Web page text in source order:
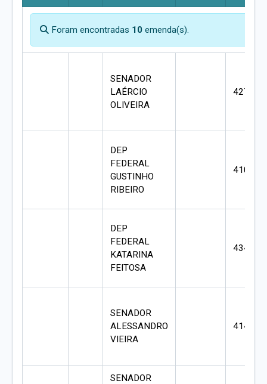
Foram encontradas 10 emenda(s).
SENADOR
LAÉRCIO
OLIVEIRA
DEP
FEDERAL
GUSTINHO
RIBEIRO
DEP
FEDERAL
KATARINA
FEITOSA
SENADOR
ALESSANDRO
VIEIRA
SENADOR